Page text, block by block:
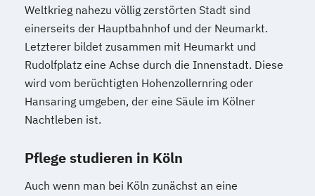
Weltkrieg nahezu völlig zerstörten Stadt sind
einerseits der Hauptbahnhof und der Neumarkt.
Letzterer bildet zusammen mit Heumarkt und
Rudolfplatz eine Achse durch die Innenstadt. Diese
wird vom berüchtigten Hohenzollernring oder
Hansaring umgeben, der eine Säule im Kölner
Nachtleben ist.
Pflege studieren in Köln
Auch wenn man bei Köln zunächst an eine